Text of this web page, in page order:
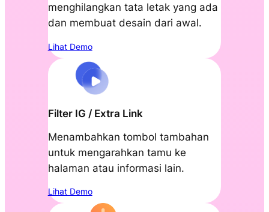
menghilangkan tata letak yang ada
dan membuat desain dari awal.
Lihat Demo
Filter IG / Extra Link
Menambahkan tombol tambahan
untuk mengarahkan tamu ke
halaman atau informasi lain.
Lihat Demo